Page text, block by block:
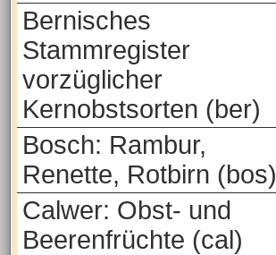
Bernisches
Stammregister
vorzüglicher
Kernobstsorten (ber)
Bosch: Rambur,
Renette, Rotbirn (bos)
Calwer: Obst- und
Beerenfrüchte (cal)